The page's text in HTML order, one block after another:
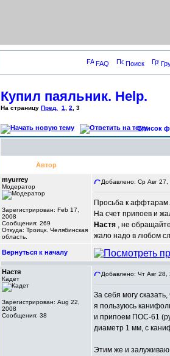
FAQ Поиск
Купил паяльник. Help.
На страницу Пред. 1 2 3
Список
Автор
myurrey
Модератор
Зарегистрирован: Feb 17,
2008
Сообщения: 269
Откуда: Троицк. Челябинская
область.
Добавлено: Ср Авг
Просьба к
На счет припоев и
Настя , не
жало надо в любом
Вернуться к началу
Настя
Кадет
Зарегистрирован: Aug 22,
2008
Сообщения: 38
Добавлено: Чт Авг 28,
За себя могу сказать,
я пользуюсь
и припоем ПОС-61
диаметр 1 мм, с
Этим же и залуживаю